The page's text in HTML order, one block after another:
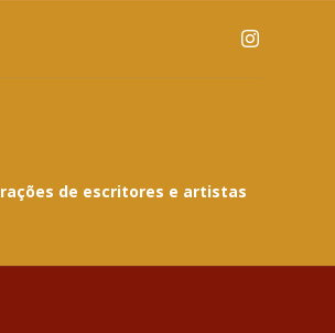
de escritores e artistas